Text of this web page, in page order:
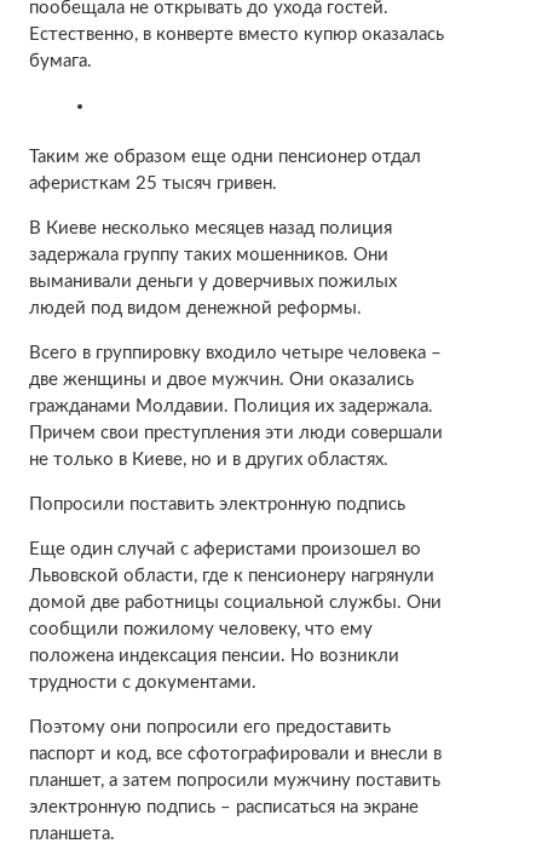
пообещала не открывать до ухода гостей.
Естественно, в конверте вместо купюр оказалась
бумага.
Таким же образом еще одни пенсионер отдал
аферисткам 25 тысяч гривен.
В Киеве несколько месяцев назад полиция
задержала группу таких мошенников. Они
выманивали деньги у доверчивых пожилых
людей под видом денежной реформы.
Всего в группировку входило четыре человека –
две женщины и двое мужчин. Они оказались
гражданами Молдавии. Полиция их задержала.
Причем свои преступления эти люди совершали
не только в Киеве, но и в других областях.
Попросили поставить электронную подпись
Еще один случай с аферистами произошел во
Львовской области, где к пенсионеру нагрянули
домой две работницы социальной службы. Они
сообщили пожилому человеку, что ему
положена индексация пенсии. Но возникли
трудности с документами.
Поэтому они попросили его предоставить
паспорт и код, все сфотографировали и внесли в
планшет, а затем попросили мужчину поставить
электронную подпись – расписаться на экране
планшета.